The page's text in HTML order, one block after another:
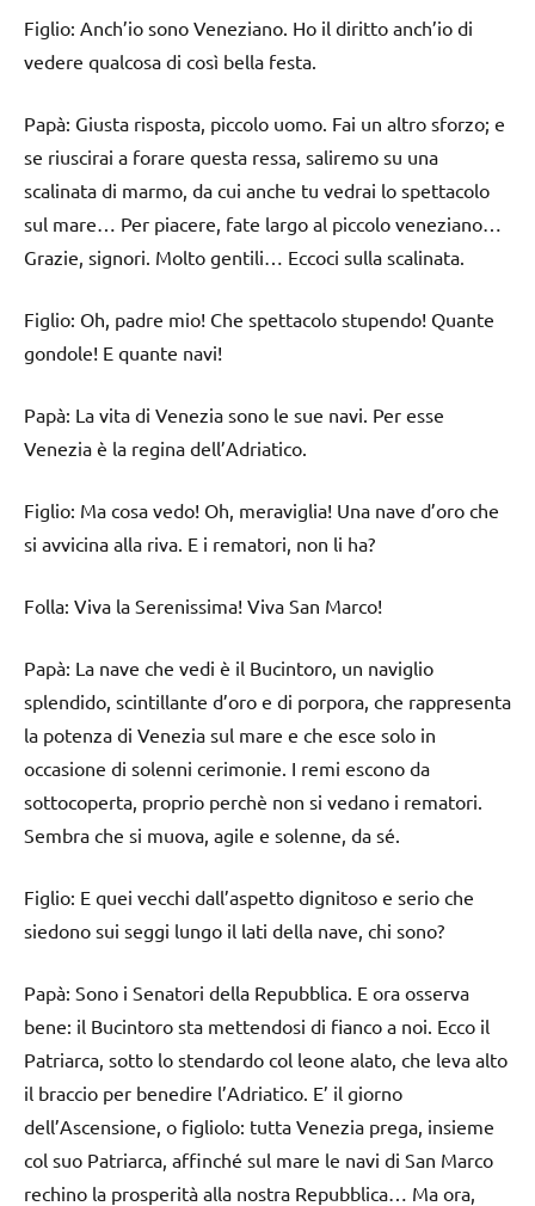
Figlio: Anch’io sono Veneziano. Ho il diritto anch’io di
vedere qualcosa di così bella festa.
Papà: Giusta risposta, piccolo uomo. Fai un altro sforzo; e
se riuscirai a forare questa ressa, saliremo su una
scalinata di marmo, da cui anche tu vedrai lo spettacolo
sul mare… Per piacere, fate largo al piccolo veneziano…
Grazie, signori. Molto gentili… Eccoci sulla scalinata.
Figlio: Oh, padre mio! Che spettacolo stupendo! Quante
gondole! E quante navi!
Papà: La vita di Venezia sono le sue navi. Per esse
Venezia è la regina dell’Adriatico.
Figlio: Ma cosa vedo! Oh, meraviglia! Una nave d’oro che
si avvicina alla riva. E i rematori, non li ha?
Folla: Viva la Serenissima! Viva San Marco!
Papà: La nave che vedi è il Bucintoro, un naviglio
splendido, scintillante d’oro e di porpora, che rappresenta
la potenza di Venezia sul mare e che esce solo in
occasione di solenni cerimonie. I remi escono da
sottocoperta, proprio perchè non si vedano i rematori.
Sembra che si muova, agile e solenne, da sé.
Figlio: E quei vecchi dall’aspetto dignitoso e serio che
siedono sui seggi lungo il lati della nave, chi sono?
Papà: Sono i Senatori della Repubblica. E ora osserva
bene: il Bucintoro sta mettendosi di fianco a noi. Ecco il
Patriarca, sotto lo stendardo col leone alato, che leva alto
il braccio per benedire l’Adriatico. E’ il giorno
dell’Ascensione, o figliolo: tutta Venezia prega, insieme
col suo Patriarca, affinché sul mare le navi di San Marco
rechino la prosperità alla nostra Repubblica… Ma ora,